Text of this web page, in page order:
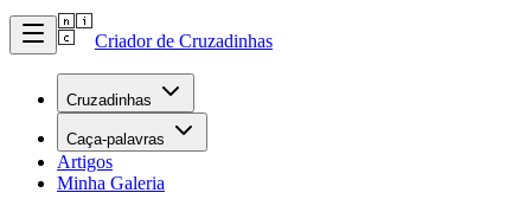
Criador de Cruzadinhas
Cruzadinhas
Caça-palavras
Artigos
Minha Galeria